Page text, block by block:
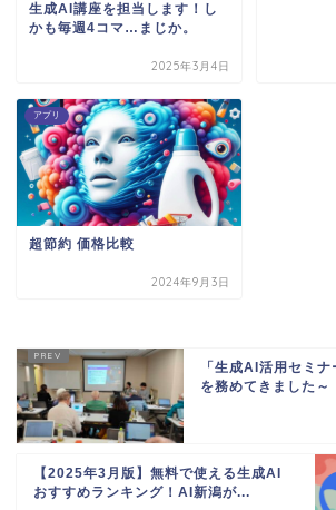
生成AI講座を担当します！し
かも毎週4コマ…まじか。
2025年3月4日
アプリ
超節約 価格比較
2024年9月3日
「生成AI活用セミ
を務めてきました～
【2025年3月版】無料で使える生成AI
おすすめランキング！AI新潟が...